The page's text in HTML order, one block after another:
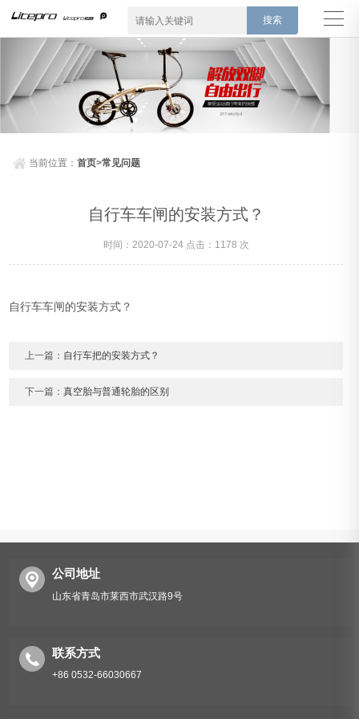
搜索
当前位置：首页>常见问题
自行车车闸的安装方式？
时间：2020-07-24 点击：1178 次
自行车车闸的安装方式？
上一篇： 自行车把的安装方式？
下一篇：真空胎与普通轮胎的区别
公司地址
山东省青岛市莱西市武汉路9号
联系方式
+86 0532-66030667